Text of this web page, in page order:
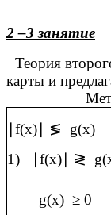
2 –3 занятие
Теория
карты и
f(x) ≶ g(x)
1)
f(x) ≷
g(x) ≥ 0